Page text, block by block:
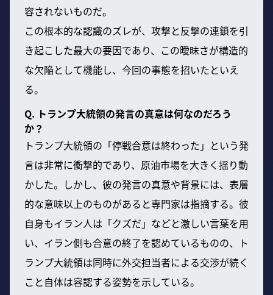
容されないものだ。
この根本的な認識のズレが、攻撃と反撃の連鎖を引
き起こした最大の要因であり、この曖昧さが構造的
な欠陥として機能し、今回の事態を招いたといえ
る。
Q. トランプ大統領の発言の真意は何なのだろう
か？
トランプ大統領の「停戦合意は終わった」という発
言は非常に衝撃的であり、原油市場を大きく揺り動
かした。しかし、彼の発言の真意や背景には、表層
的な意味以上のものがあると専門家は指摘する。彼
自身もイラン人は「クズだ」などと激しい言葉を用
い、イラン側も合意の終了を認めているものの、ト
ランプ大統領は同時に外交担当者による交渉が続く
こと自体は容認する姿勢を示している。